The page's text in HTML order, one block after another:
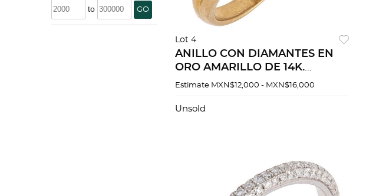
to GO
Lot 4
ANILLO CON DIAMANTES EN
ORO AMARILLO DE 14K.
Diamantes corte brillante ~0.45
Estimate MXN$12,000 - MXN$16,000
Unsold